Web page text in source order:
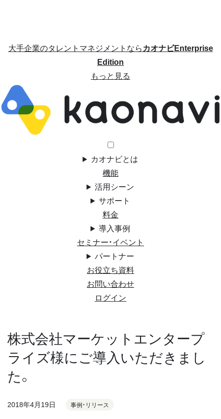
大手企業のタレントマネジメントならカオナビEnterprise
Edition
もっと見る
カオナビとは
機能
活用シーン
サポート
料金
導入事例
セミナー・イベント
パートナー
お役立ち資料
お問い合わせ
ログイン
株式会社マーケットエンタープ
ライズ様にご導入いただきまし
た。
2018年4月19日 事例・リリース